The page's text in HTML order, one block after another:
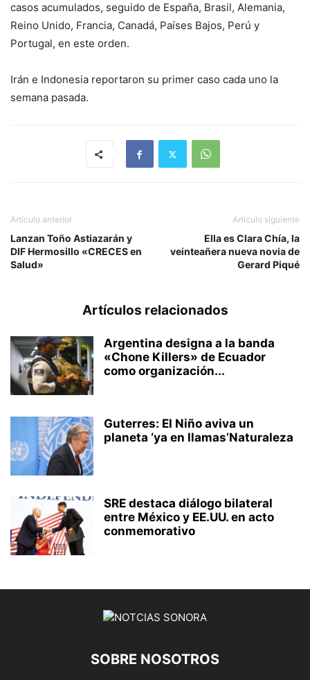
casos acumulados, seguido de España, Brasil, Alemania,
Reino Unido, Francia, Canadá, Países Bajos, Perú y
Portugal, en este orden.
Irán e Indonesia reportaron su primer caso cada uno la
semana pasada.
Artículo anterior
Lanzan Toño Astiazarán y
DIF Hermosillo «CRECES en
Salud»
Artículo siguiente
Ella es Clara Chía, la
veinteañera nueva novia de
Gerard Piqué
Artículos relacionados
Argentina designa a la banda
«Chone Killers» de Ecuador
como organización...
Guterres: El Niño aviva un
planeta ‘ya en llamas’Naturaleza
SRE destaca diálogo bilateral
entre México y EE.UU. en acto
conmemorativo
SOBRE NOSOTROS